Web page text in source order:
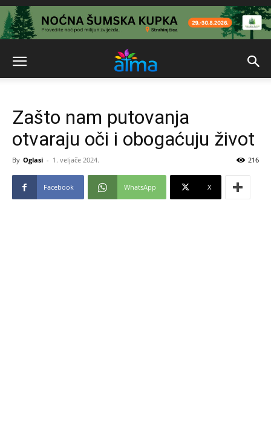
Zašto nam putovanja
otvaraju oči i obogaćuju život
By Oglasi - 1. veljače 2024. 216
Facebook WhatsApp X